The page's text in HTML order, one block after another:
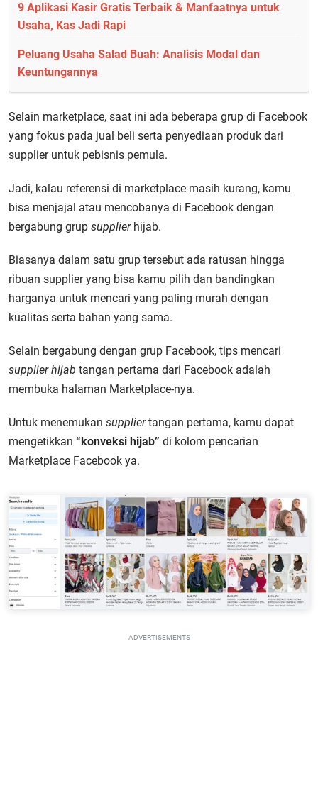
9 Aplikasi Kasir Gratis Terbaik & Manfaatnya untuk
Usaha, Kas Jadi Rapi
Peluang Usaha Salad Buah: Analisis Modal dan
Keuntungannya
Selain marketplace, saat ini ada beberapa grup di Facebook
yang fokus pada jual beli serta penyediaan produk dari
supplier untuk pebisnis pemula.
Jadi, kalau referensi di marketplace masih kurang, kamu
bisa menjajal atau mencobanya di Facebook dengan
bergabung grup supplierhijab.
Biasanya dalam satu grup tersebut ada ratusan hingga
ribuan supplier yang bisa kamu pilih dan bandingkan
harganya untuk mencari yang paling murah dengan
kualitas serta bahan yang sama.
Selain bergabung dengan grup Facebook, tips mencari
supplier hijab tangan pertama dari Facebook adalah
membuka halaman Marketplace-nya.
Untuk menemukan suppliertangan pertama, kamu dapat
mengetikkan “konveksi hijab” di kolom pencarian
Marketplace Facebook ya.
ADVERTISEMENTS